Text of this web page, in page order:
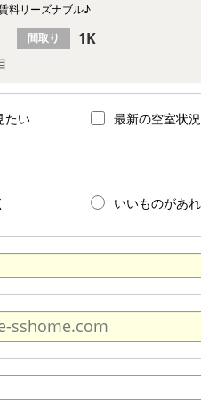
料リーズナブル♪
間取り 1K
たい 最新の空室状
いいものがあ